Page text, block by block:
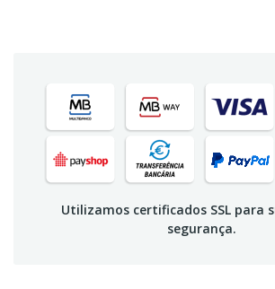
Utilizamos certificados SSL para
segurança.